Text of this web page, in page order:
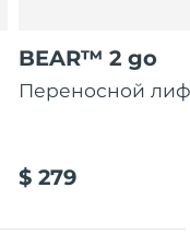
BEAR™ 2 go
Переносной
$ 279